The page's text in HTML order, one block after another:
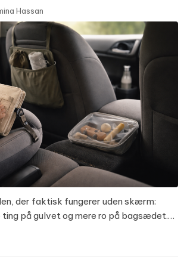
Hassan
der faktisk fungerer uden skærm:
på gulvet og mere ro på bagsædet.…